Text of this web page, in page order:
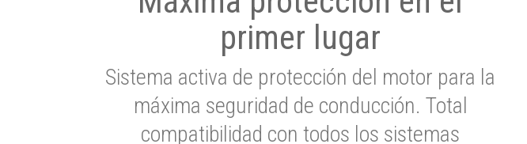
primer lugar
Sistema activa de protección del motor para la
máxima seguridad de conducción. Total
compatibilidad con todos los sistemas